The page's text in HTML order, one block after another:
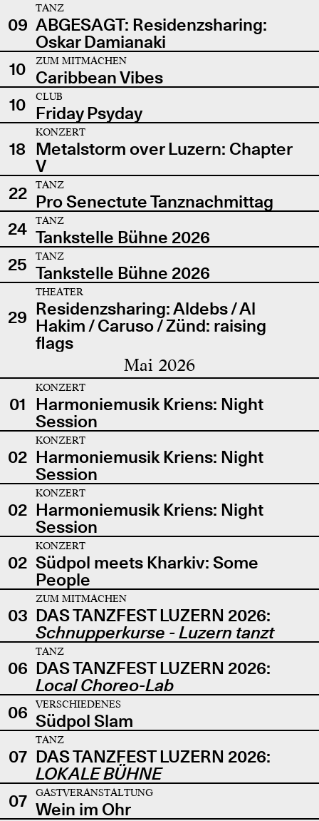
09
TANZ
ABGESAGT: Residenzsharing:
Oskar Damianaki
10
ZUM MITMACHEN
Caribbean Vibes
10
CLUB
Friday Psyday
18
KONZERT
Metalstorm over Luzern: Chapter
V
22
TANZ
Pro Senectute Tanznachmittag
24
TANZ
Tankstelle Bühne 2026
25
TANZ
Tankstelle Bühne 2026
29
THEATER
Residenzsharing: Aldebs / Al
Hakim / Caruso / Zünd: raising
flags
Mai 2026
01
KONZERT
Harmoniemusik Kriens: Night
Session
02
KONZERT
Harmoniemusik Kriens: Night
Session
02
KONZERT
Harmoniemusik Kriens: Night
Session
02
KONZERT
Südpol meets Kharkiv: Some
People
03
ZUM MITMACHEN
DAS TANZFEST LUZERN 2026:
Schnupperkurse - Luzern tanzt
06
TANZ
DAS TANZFEST LUZERN 2026:
Local Choreo-Lab
06
VERSCHIEDENES
Südpol Slam
07
TANZ
DAS TANZFEST LUZERN 2026:
LOKALE BÜHNE
07
GASTVERANSTALTUNG
Wein im Ohr